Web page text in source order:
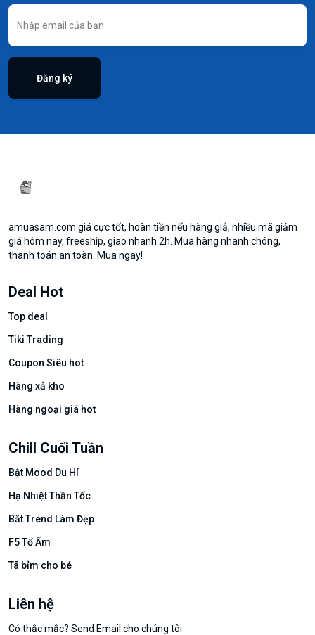
Đăng ký
amuasam.com giá cực tốt, hoàn tiền nếu hàng giả, nhiều mã giảm
giá hôm nay, freeship, giao nhanh 2h. Mua hàng nhanh chóng,
thanh toán an toàn. Mua ngay!
Deal Hot
Top deal
Tiki Trading
Coupon Siêu hot
Hàng xả kho
Hàng ngoại giá hot
Chill Cuối Tuần
Bật Mood Du Hí
Hạ Nhiệt Thần Tốc
Bắt Trend Làm Đẹp
F5 Tổ Ấm
Tã bỉm cho bé
Liên hệ
Có thắc mắc? Send Email cho chúng tôi